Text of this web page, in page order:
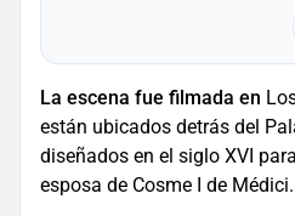
La escena fue filmada en
están ubicados detrás del
diseñados en el siglo XVI
esposa de Cosme I de Médici.